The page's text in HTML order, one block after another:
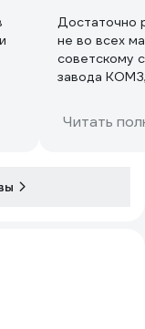
Достаточно
не во всех
советскому
завода
Читать